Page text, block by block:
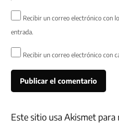
Recibir un correo electrónico con
entrada.
Recibir un correo electrónico con
Este sitio usa Akismet para